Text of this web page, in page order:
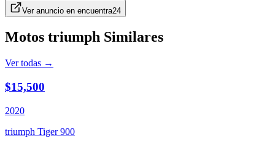
Ver anuncio en encuentra24
Motos triumph Similares
Ver todas →
$15,500
2020
triumph Tiger 900